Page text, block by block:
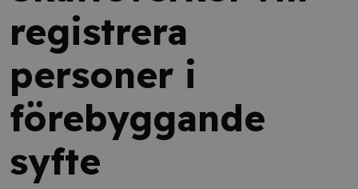
registrera
personer i
förebyggande
syfte